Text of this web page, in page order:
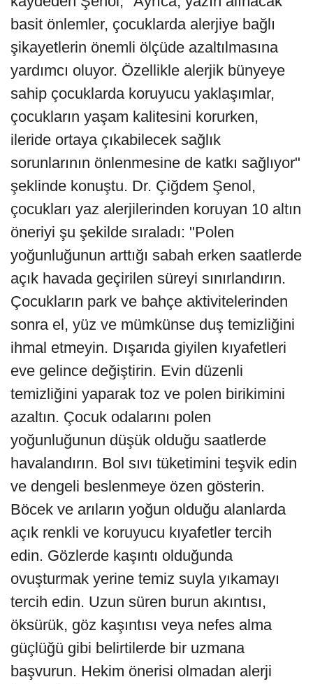
basit önlemler, çocuklarda alerjiye bağlı
şikayetlerin önemli ölçüde azaltılmasına
yardımcı oluyor. Özellikle alerjik bünyeye
sahip çocuklarda koruyucu yaklaşımlar,
çocukların yaşam kalitesini korurken,
ileride ortaya çıkabilecek sağlık
sorunlarının önlenmesine de katkı sağlıyor"
şeklinde konuştu. Dr. Çiğdem Şenol,
çocukları yaz alerjilerinden koruyan 10 altın
öneriyi şu şekilde sıraladı: "Polen
yoğunluğunun arttığı sabah erken saatlerde
açık havada geçirilen süreyi sınırlandırın.
Çocukların park ve bahçe aktivitelerinden
sonra el, yüz ve mümkünse duş temizliğini
ihmal etmeyin. Dışarıda giyilen kıyafetleri
eve gelince değiştirin. Evin düzenli
temizliğini yaparak toz ve polen birikimini
azaltın. Çocuk odalarını polen
yoğunluğunun düşük olduğu saatlerde
havalandırın. Bol sıvı tüketimini teşvik edin
ve dengeli beslenmeye özen gösterin.
Böcek ve arıların yoğun olduğu alanlarda
açık renkli ve koruyucu kıyafetler tercih
edin. Gözlerde kaşıntı olduğunda
ovuşturmak yerine temiz suyla yıkamayı
tercih edin. Uzun süren burun akıntısı,
öksürük, göz kaşıntısı veya nefes alma
güçlüğü gibi belirtilerde bir uzmana
başvurun. Hekim önerisi olmadan alerji